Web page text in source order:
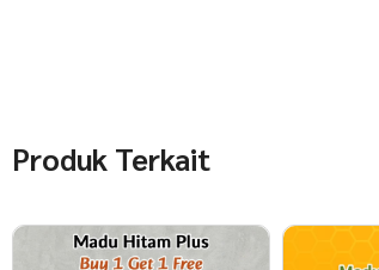
Produk Terkait